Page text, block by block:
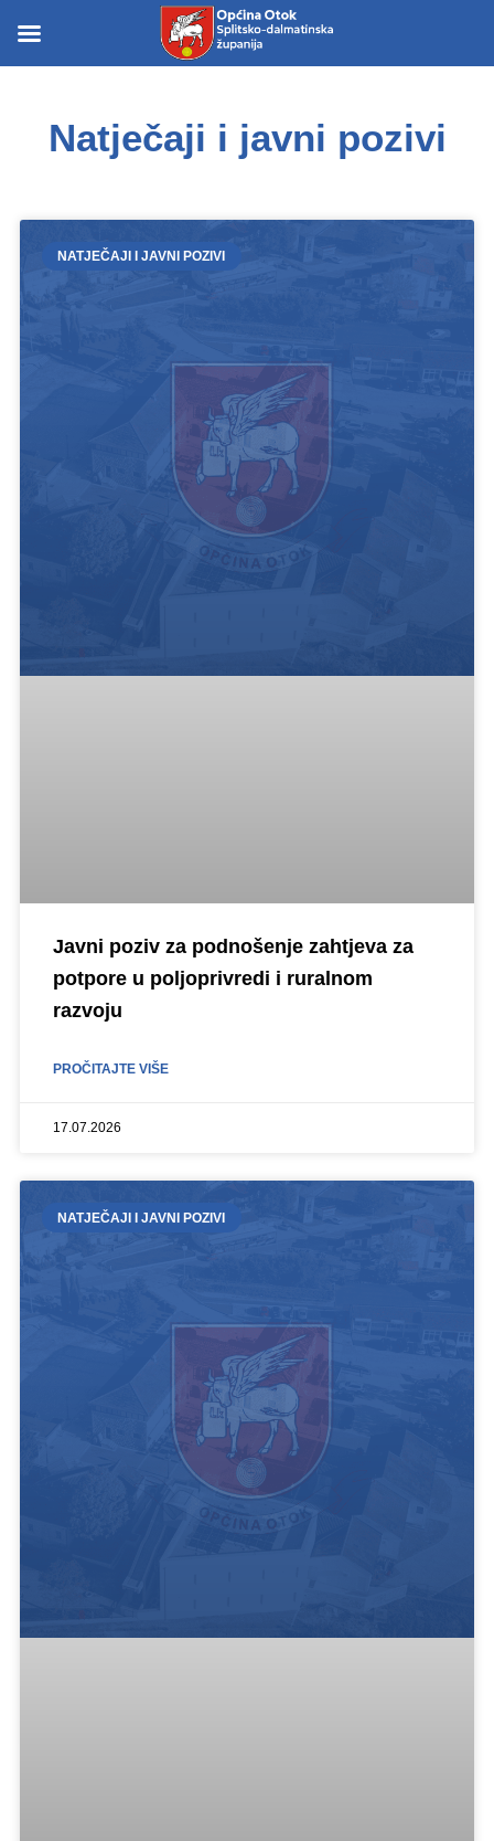
content
Natječaji i javni pozivi
NATJEČAJI I JAVNI POZIVI
Javni poziv za podnošenje zahtjeva za
potpore u poljoprivredi i ruralnom
razvoju
PROČITAJTE VIŠE
17.07.2026
NATJEČAJI I JAVNI POZIVI